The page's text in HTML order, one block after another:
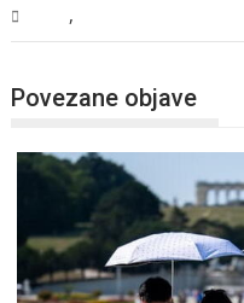
,
Povezane objave